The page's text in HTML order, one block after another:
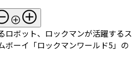
ロボット、ロックマンが活躍するス
ボーイ「ロックマンワールド5」の